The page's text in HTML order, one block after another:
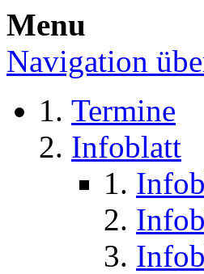
Menu
Navigation
Termine
Infoblatt